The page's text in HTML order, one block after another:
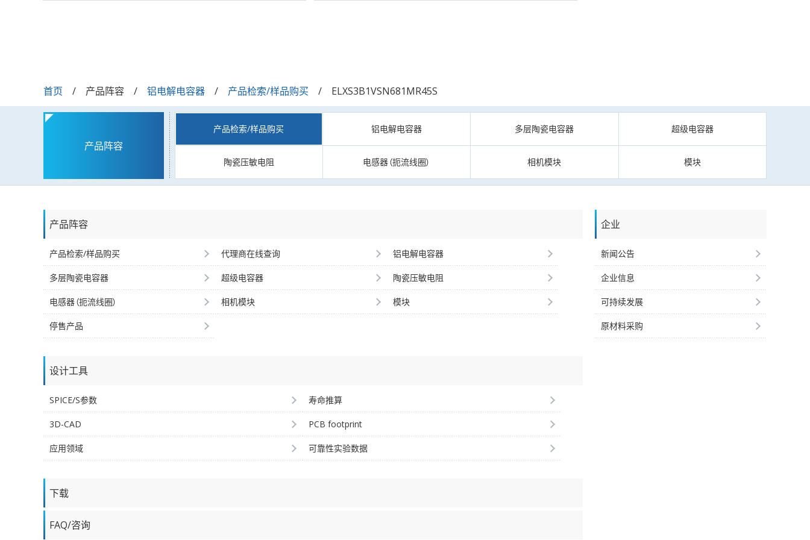
首页 产品阵容 铝电解电容器 产品检索/样品购买 ELXS3B1VSN681MR45S
产品阵容
产品检索/样品购买 铝电解电容器 多层陶瓷电容器 超级电容器
陶瓷压敏电阻 电感器（扼流线圈） 相机模块 模块
产品阵容
产品检索/样品购买 代理商在线查询 铝电解电容器
多层陶瓷电容器 超级电容器 陶瓷压敏电阻
电感器（扼流线圈） 相机模块 模块
停售产品
设计工具
SPICE/S参数 寿命推算
3D-CAD PCB footprint
应用领域 可靠性实验数据
下载
FAQ/咨询
企业
新闻公告
企业信息
可持续发展
原材料采购